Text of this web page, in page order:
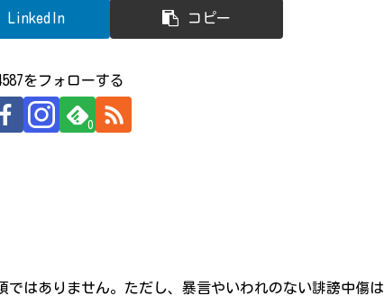
LinkedIn コピー
をフォローする
0
ではありません。ただし、暴言やいわれのない誹謗中傷は